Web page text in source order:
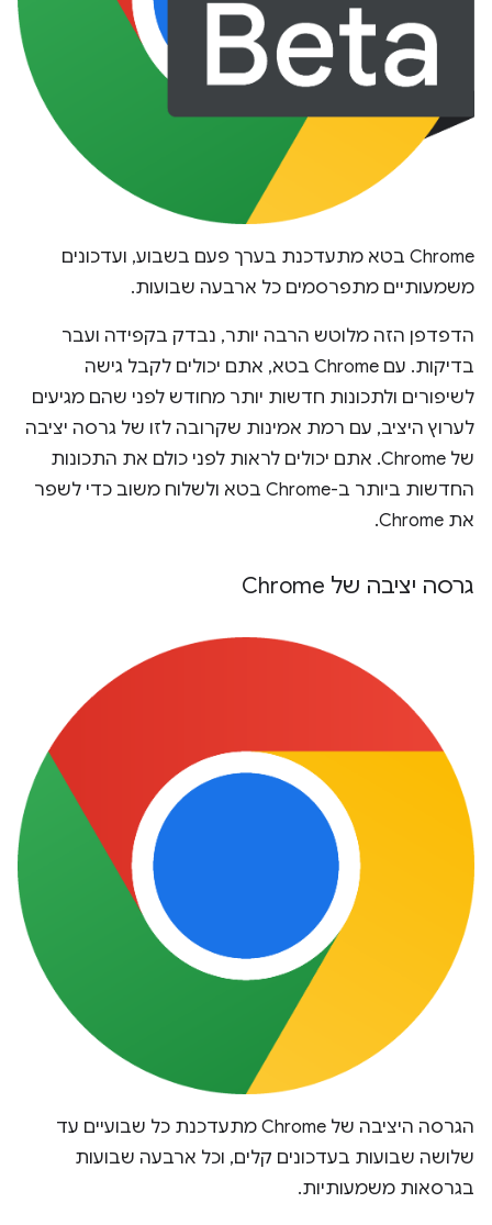
Chrome בטא מתעדכנת בערך פעם בשבוע, ועדכונים
משמעותיים מתפרסמים כל ארבעה שבועות.
הדפדפן הזה מלוטש הרבה יותר, נבדק בקפידה ועבר
בדיקות. עם Chrome בטא, אתם יכולים לקבל גישה
לשיפורים ולתכונות חדשות יותר מחודש לפני שהם מגיעים
לערוץ היציב, עם רמת אמינות שקרובה לזו של גרסה יציבה
של Chrome. אתם יכולים לראות לפני כולם את התכונות
החדשות ביותר ב-Chrome בטא ולשלוח משוב כדי לשפר
את Chrome.
גרסה יציבה של Chrome
הגרסה היציבה של Chrome מתעדכנת כל שבועיים עד
שלושה שבועות בעדכונים קלים, וכל ארבעה שבועות
בגרסאות משמעותיות.